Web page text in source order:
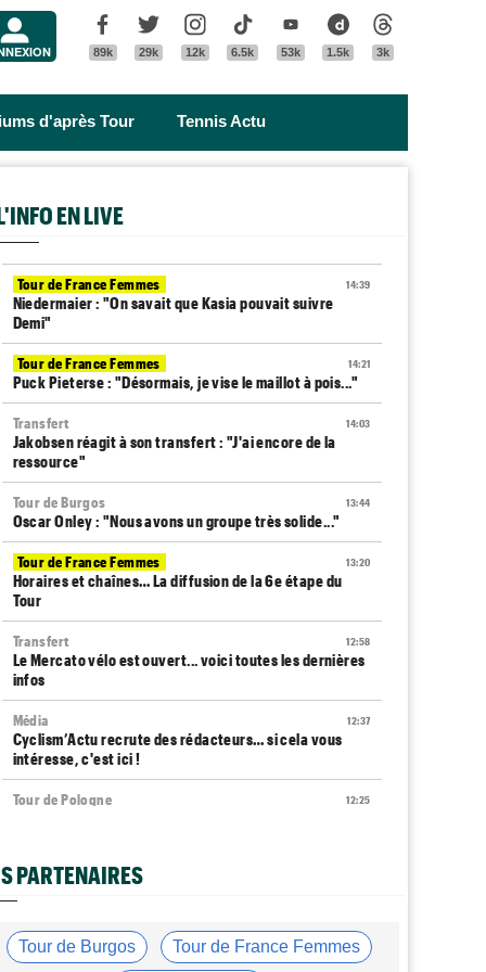
Facebook
89k
Twitter
29k
Instagram
12k
Tik Tok
6.5k
Youtube
53k
Dailymotion
1.5k 3k
d'après Tour Tennis Actu
EN LIVE
14:39
Tour de France Femmes
Niedermaier : "On savait que Kasia pouvait suivre
Demi"
14:21
Tour de France Femmes
Puck Pieterse : "Désormais, je vise le maillot à pois..."
14:03
Transfert
Jakobsen réagit à son transfert : "J'ai encore de la
ressource"
13:44
Tour de Burgos
Oscar Onley : "Nous avons un groupe très solide..."
13:20
Tour de France Femmes
Horaires et chaînes… La diffusion de la 6e étape du
Tour
12:58
Transfert
Le Mercato vélo est ouvert... voici toutes les dernières
infos
12:37
Média
Cyclism’Actu recrute des rédacteurs… si cela vous
intéresse, c'est ici !
12:25
Tour de Pologne
La 6e étape… un terrain propice aux baroudeuses à
Tournon ?
11:54
Transfert
Soudal Quick-Step recrute un talentueux sprinteur
PARTENAIRES
Tour de Burgos Tour de France Femmes